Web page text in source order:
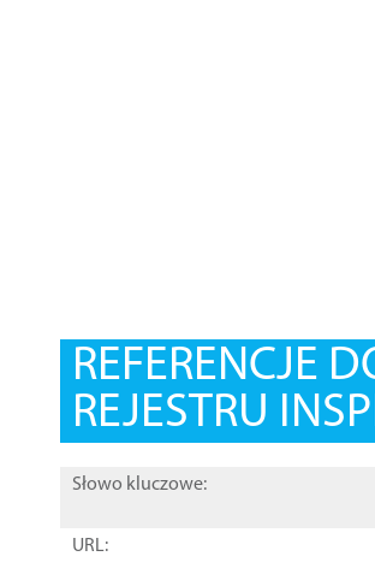
REFERENCJE
REJESTRU
Słowo kluczowe:
URL: